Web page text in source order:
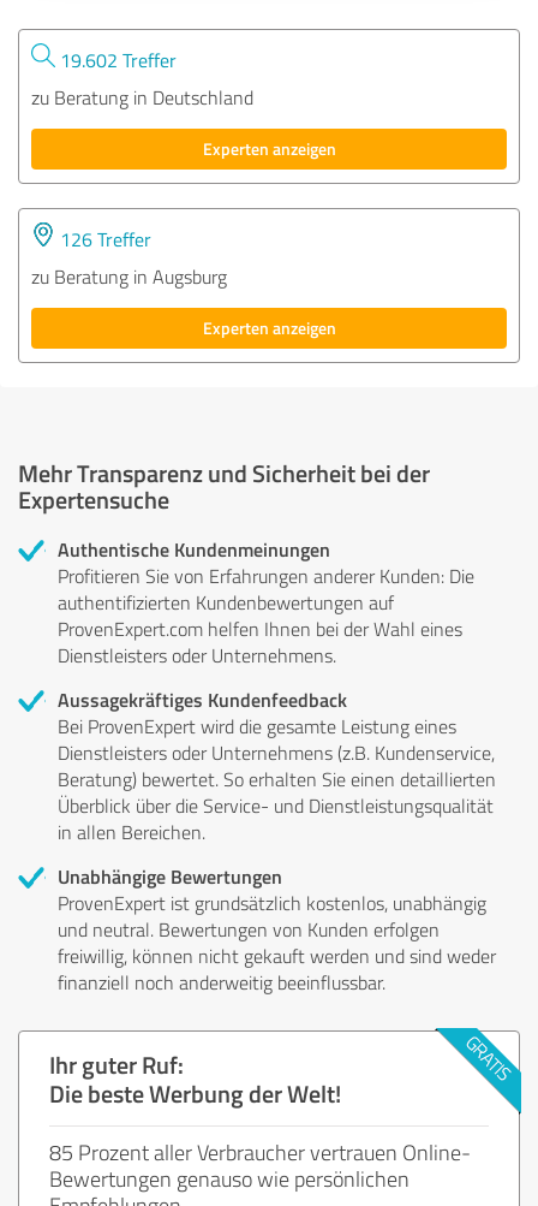
19.602 Treffer
zu Beratung in Deutschland
Experten anzeigen
126 Treffer
zu Beratung in Augsburg
Experten anzeigen
Mehr Transparenz und Sicherheit bei der
Expertensuche
Authentische Kundenmeinungen
Profitieren Sie von Erfahrungen anderer Kunden: Die
authentifizierten Kundenbewertungen auf
ProvenExpert.com helfen Ihnen bei der Wahl eines
Dienstleisters oder Unternehmens.
Aussagekräftiges Kundenfeedback
Bei ProvenExpert wird die gesamte Leistung eines
Dienstleisters oder Unternehmens (z.B. Kundenservice,
Beratung) bewertet. So erhalten Sie einen detaillierten
Überblick über die Service- und Dienstleistungsqualität
in allen Bereichen.
Unabhängige Bewertungen
ProvenExpert ist grundsätzlich kostenlos, unabhängig
und neutral. Bewertungen von Kunden erfolgen
freiwillig, können nicht gekauft werden und sind weder
finanziell noch anderweitig beeinflussbar.
Ihr guter Ruf:
Die beste Werbung der Welt!
85 Prozent aller Verbraucher vertrauen Online-
Bewertungen genauso wie persönlichen